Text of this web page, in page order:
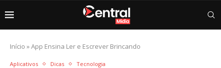
Início »App Ensina Ler e Escrever Brincando
Aplicativos Dicas Tecnologia